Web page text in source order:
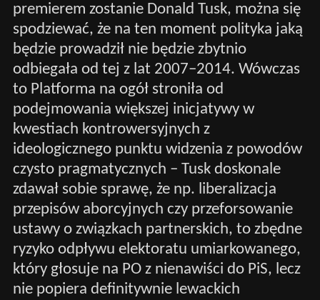
premierem zostanie Donald Tusk, można się
spodziewać, że na ten moment polityka jaką
będzie prowadził nie będzie zbytnio
odbiegała od tej z lat 2007–2014. Wówczas
to Platforma na ogół stroniła od
podejmowania większej inicjatywy w
kwestiach kontrowersyjnych z
ideologicznego punktu widzenia z powodów
czysto pragmatycznych – Tusk doskonale
zdawał sobie sprawę, że np. liberalizacja
przepisów aborcyjnych czy przeforsowanie
ustawy o związkach partnerskich, to zbędne
ryzyko odpływu elektoratu umiarkowanego,
który głosuje na PO z nienawiści do PiS, lecz
nie popiera definitywnie lewackich